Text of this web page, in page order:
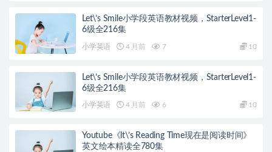
Let\’s Smile小学段英语教材视频，StarterLevel1-
6级全216集
小学英语 4 月前 7 10
Let\’s Smile小学段英语教材视频，StarterLevel1-
6级全216集
小学英语 4 月前 6 10
Youtube《lt\’s Reading Time现在是阅读时间》
英文绘本精读全780集